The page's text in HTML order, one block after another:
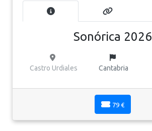
Sonórica 2026
Castro Urdiales Cantabria
79 €